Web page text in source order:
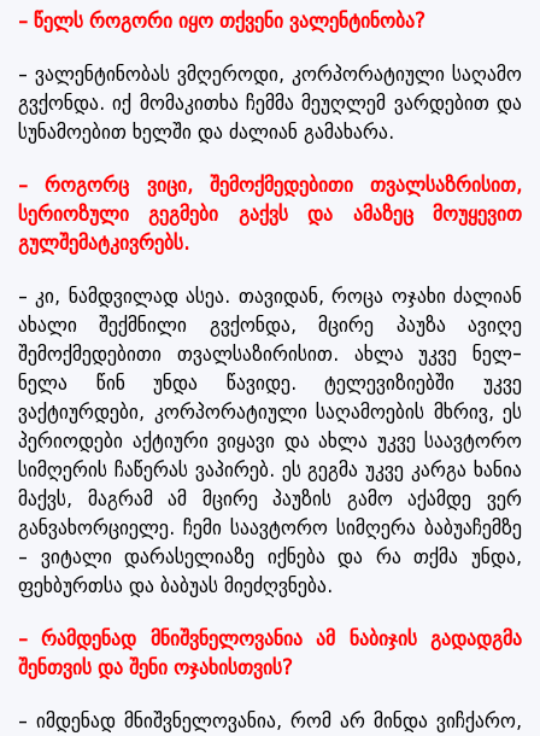
– წელს როგორი იყო თქვენი ვალენტინობა?
– ვალენტინობას ვმღეროდი, კორპორატიული საღამო
გვქონდა. იქ მომაკითხა ჩემმა მეუღლემ ვარდებით და
სუნამოებით ხელში და ძალიან გამახარა.
– როგორც ვიცი, შემოქმედებითი თვალსაზრისით,
სერიოზული გეგმები გაქვს და ამაზეც მოუყევით
გულშემატკივრებს.
– კი, ნამდვილად ასეა. თავიდან, როცა ოჯახი ძალიან
ახალი შექმნილი გვქონდა, მცირე პაუზა ავიღე
შემოქმედებითი თვალსაზირისით. ახლა უკვე ნელ-
ნელა წინ უნდა წავიდე. ტელევიზიებში უკვე
ვაქტიურდები, კორპორატიული საღამოების მხრივ, ეს
პერიოდები აქტიური ვიყავი და ახლა უკვე საავტორო
სიმღერის ჩაწერას ვაპირებ. ეს გეგმა უკვე კარგა ხანია
მაქვს, მაგრამ ამ მცირე პაუზის გამო აქამდე ვერ
განვახორციელე. ჩემი საავტორო სიმღერა ბაბუაჩემზე
– ვიტალი დარასელიაზე იქნება და რა თქმა უნდა,
ფეხბურთსა და ბაბუას მიეძღვნება.
– რამდენად მნიშვნელოვანია ამ ნაბიჯის გადადგმა
შენთვის და შენი ოჯახისთვის?
– იმდენად მნიშვნელოვანია, რომ არ მინდა ვიჩქარო,